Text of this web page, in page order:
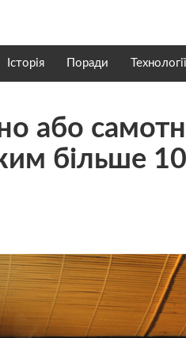
Історія Поради Технології
або
більше